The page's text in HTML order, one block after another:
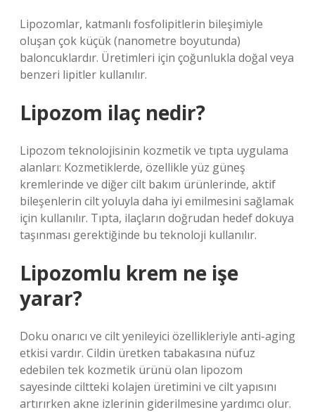
Lipozomlar, katmanlı fosfolipitlerin bileşimiyle
oluşan çok küçük (nanometre boyutunda)
baloncuklardır. Üretimleri için çoğunlukla doğal veya
benzeri lipitler kullanılır.
Lipozom ilaç nedir?
Lipozom teknolojisinin kozmetik ve tıpta uygulama
alanları: Kozmetiklerde, özellikle yüz güneş
kremlerinde ve diğer cilt bakım ürünlerinde, aktif
bileşenlerin cilt yoluyla daha iyi emilmesini sağlamak
için kullanılır. Tıpta, ilaçların doğrudan hedef dokuya
taşınması gerektiğinde bu teknoloji kullanılır.
Lipozomlu krem ne işe
yarar?
Doku onarıcı ve cilt yenileyici özellikleriyle anti-aging
etkisi vardır. Cildin üretken tabakasına nüfuz
edebilen tek kozmetik ürünü olan lipozom
sayesinde ciltteki kolajen üretimini ve cilt yapısını
artırırken akne izlerinin giderilmesine yardımcı olur.